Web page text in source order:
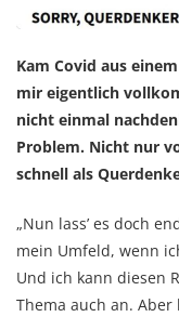
Kam Covid aus
mir eigentlich
nicht einmal
Problem. Nicht nur
schnell als
„Nun lass’ es doch
mein Umfeld, wenn
Und ich kann diesen
Thema auch an.